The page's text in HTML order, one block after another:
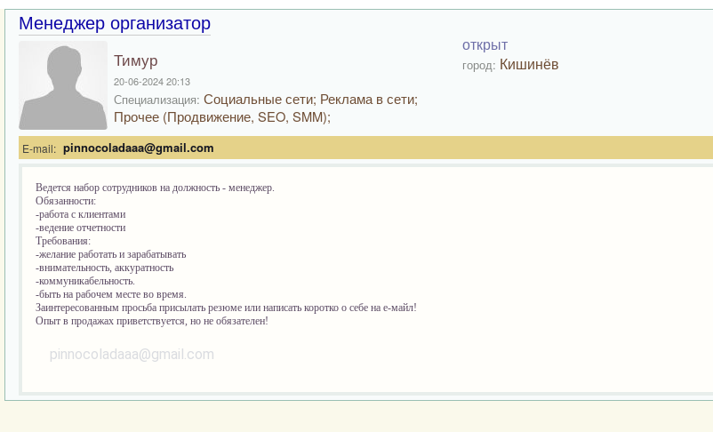
Менеджер организатор
Тимур
20-06-2024 20:13
Специализация: Социальные сети; Реклама в сети;
Прочее (Продвижение, SEO, SMM);
открыт
город: Кишинёв
E-mail: pinnocoladaaa@gmail.com
Ведется набор сотрудников на должность - менеджер.
Обязанности:
-работа с клиентами
-ведение отчетности
Требования:
-желание работать и зарабатывать
-внимательность, аккуратность
-коммуникабельность.
-быть на рабочем месте во время.
Заинтересованным просьба присылать резюме или написать коротко о себе на е-майл!
Опыт в продажах приветствуется, но не обязателен!
pinnocoladaaa@gmail.com